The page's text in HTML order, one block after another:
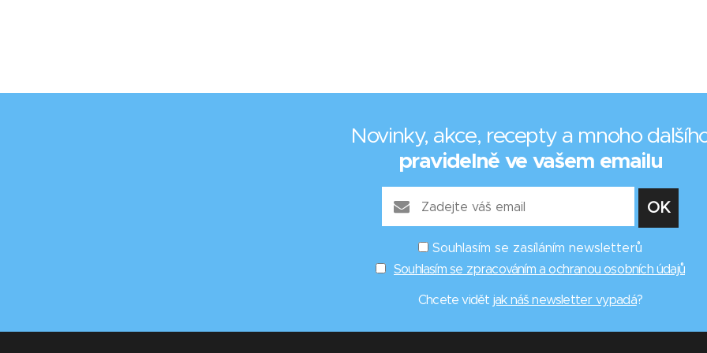
Novinky, akce, recepty a mnoho
pravidelně ve vašem emailu
Souhlasím se zasíláním newsletterů
Souhlasím se zpracováním a ochranou osobních údajů
Chcete vidět jak náš newsletter vypadá?